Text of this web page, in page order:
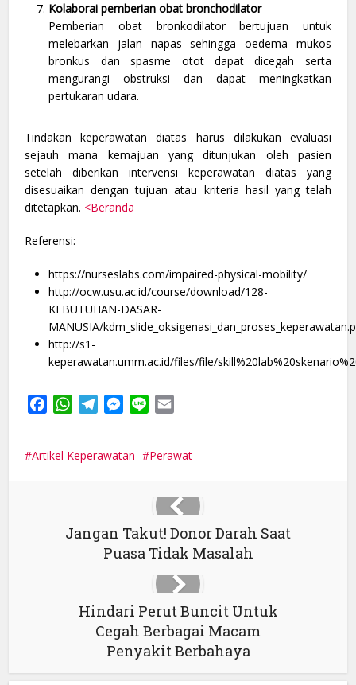
Kolaborai pemberian obat bronchodilator
Pemberian obat bronkodilator bertujuan untuk
melebarkan jalan napas sehingga oedema mukos
bronkus dan spasme otot dapat dicegah serta
mengurangi obstruksi dan dapat meningkatkan
pertukaran udara.
Tindakan keperawatan diatas harus dilakukan evaluasi
sejauh mana kemajuan yang ditunjukan oleh pasien
setelah diberikan intervensi keperawatan diatas yang
disesuaikan dengan tujuan atau kriteria hasil yang telah
ditetapkan. <Beranda
Referensi:
https://nurseslabs.com/impaired-physical-mobility/
http://ocw.usu.ac.id/course/download/128-
KEBUTUHAN-DASAR-
MANUSIA/
http://s1-
keperawatan.umm.ac.id/files/file/
FacebookWhatsApp
TelegramMessenger
Line
Artikel Keperawatan Perawat
Jangan Takut! Donor Darah Saat
Puasa Tidak Masalah
Hindari Perut Buncit Untuk
Cegah Berbagai Macam
Penyakit Berbahaya